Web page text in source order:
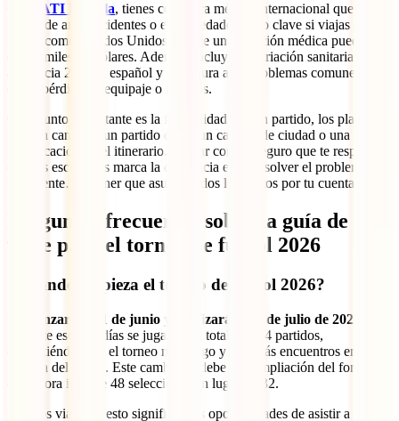
IATI Estrella, tienes cobertura médica internacional que
responde ante accidentes o enfermedades, algo clave si viajas a
países como Estados Unidos, donde una atención médica puede
costar miles de dólares. Además, incluye repatriación sanitaria,
asistencia 24/7 en español y cobertura ante problemas comunes
como pérdida de equipaje o retrasos.
Otro punto importante es la flexibilidad. En un partido, los planes
pueden cambiar: un partido extra, un cambio de ciudad o una
modificación en el itinerario. Contar con un seguro que te respalde
en esos escenarios marca la diferencia entre resolver el problema
fácilmente… o tener que asumir todos los costos por tu cuenta.
Preguntas frecuentes sobre la guía de
viaje para el torneo de fútbol 2026
¿Cuándo empieza el torneo de fútbol 2026?
Comenzará el 11 de junio y finalizará el 19 de julio de 2026
Durante esos 39 días se jugarán un total de 104 partidos,
convirtiéndolo en el torneo más largo y con más encuentros en la
historia del fútbol. Este cambio se debe a la ampliación del formato,
que ahora incluye 48 selecciones en lugar de 32.
Para los viajeros, esto significa más oportunidades de asistir a